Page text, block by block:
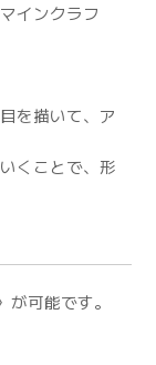
インクラフ
を描いて、ア
くことで、形
可能です。